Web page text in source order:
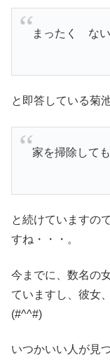
まったく ない
と即答している菊
家を掃除して
と続けていますの
すね・・・。
今までに、数名の
ていますし、彼女
(#^^#)
いつかいい人が見